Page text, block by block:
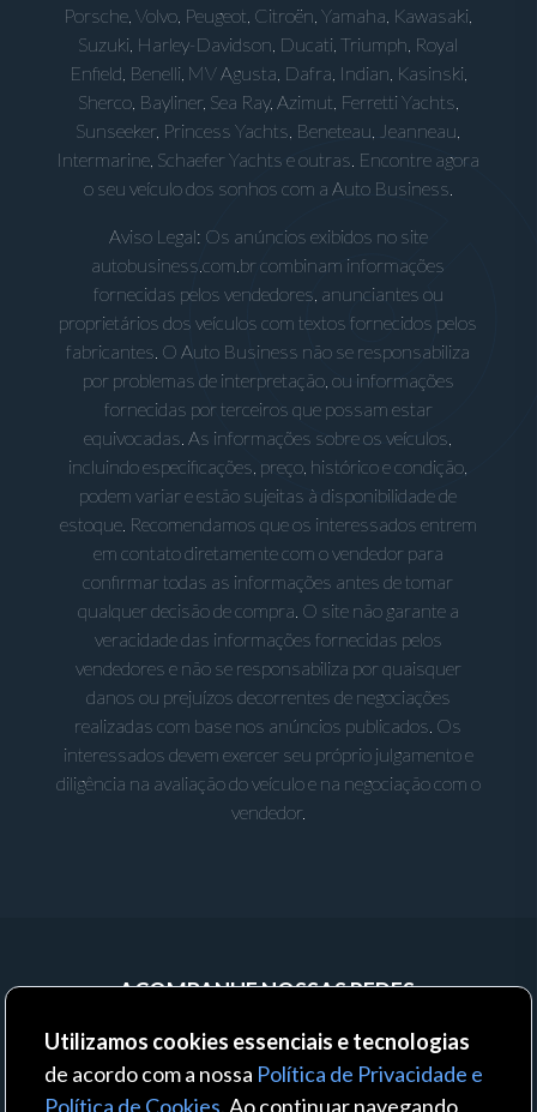
Porsche, Volvo, Peugeot, Citroën, Yamaha, Kawasaki,
Suzuki, Harley-Davidson, Ducati, Triumph, Royal
Enfield, Benelli, MV Agusta, Dafra, Indian, Kasinski,
Sherco, Bayliner, Sea Ray, Azimut, Ferretti Yachts,
Sunseeker, Princess Yachts, Beneteau, Jeanneau,
Intermarine, Schaefer Yachts e outras. Encontre agora
o seu veículo dos sonhos com a Auto Business.
Aviso Legal: Os anúncios exibidos no site
autobusiness.com.br combinam informações
fornecidas pelos vendedores, anunciantes ou
proprietários dos veículos com textos fornecidos pelos
fabricantes. O Auto Business não se responsabiliza
por problemas de interpretação, ou informações
fornecidas por terceiros que possam estar
equivocadas. As informações sobre os veículos,
incluindo especificações, preço, histórico e condição,
podem variar e estão sujeitas à disponibilidade de
estoque. Recomendamos que os interessados entrem
em contato diretamente com o vendedor para
confirmar todas as informações antes de tomar
qualquer decisão de compra. O site não garante a
veracidade das informações fornecidas pelos
vendedores e não se responsabiliza por quaisquer
danos ou prejuízos decorrentes de negociações
realizadas com base nos anúncios publicados. Os
interessados devem exercer seu próprio julgamento e
diligência na avaliação do veículo e na negociação com o
vendedor.
ACOMPANHE NOSSAS REDES:
Utilizamos cookies essenciais e tecnologias
de acordo com a nossa Política de Privacidade e
Política de Cookies . Ao continuar navegando,